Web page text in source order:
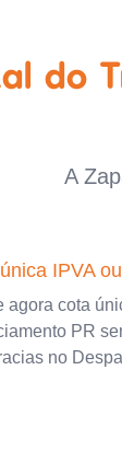
do
A
IPVA
agora cota
PR
no